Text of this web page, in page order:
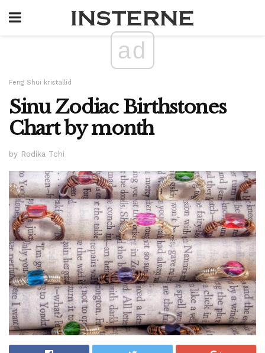
ad
Feng Shui kristallid
Sinu Zodiac Birthstones
Chart by month
by Rodika Tchi